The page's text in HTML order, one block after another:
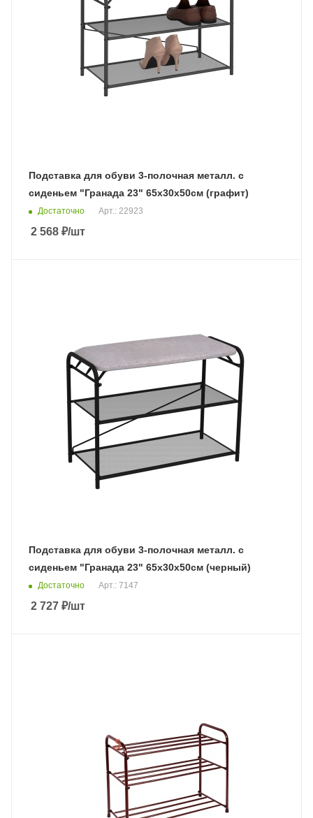
Подставка для обуви 3-полочная металл. с
сиденьем "Гранада 23" 65х30х50см (графит)
Достаточно Арт.: 22923
2 568 ₽/шт
Подставка для обуви 3-полочная металл. с
сиденьем "Гранада 23" 65х30х50см (черный)
Достаточно Арт.: 7147
2 727 ₽/шт